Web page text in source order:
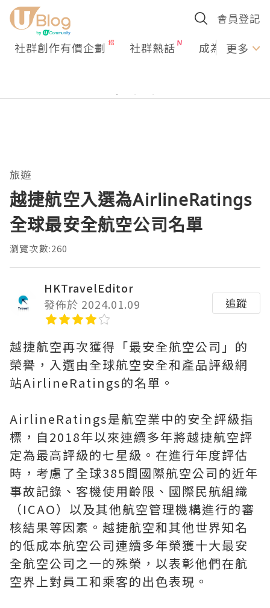
會員登記
社群創作有價企劃 社群熱話 成為U更多
旅遊
越捷航空入選為AirlineRatings
全球最安全航空公司名單
瀏覽次數:260
HKTravelEditor
發佈於 2024.01.09
追蹤
越捷航空再次獲得「最安全航空公司」的
榮譽，入選由全球航空安全和產品評級網
站AirlineRatings的名單。
AirlineRatings是航空業中的安全評級指
標，自2018年以來連續多年將越捷航空評
定為最高評級的七星級。在進行年度評估
時，考慮了全球385間國際航空公司的近年
事故記錄、客機使用齡限、國際民航組織
（ICAO）以及其他航空管理機構進行的審
核結果等因素。越捷航空和其他世界知名
的低成本航空公司連續多年榮獲十大最安
全航空公司之一的殊榮，以表彰他們在航
空界上對員工和乘客的出色表現。